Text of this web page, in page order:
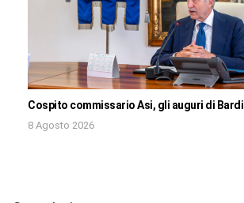
Cospito commissario Asi, gli auguri di Bardi
8 Agosto 2026